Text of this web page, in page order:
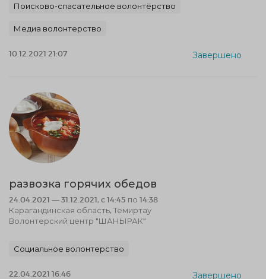
Поисково-спасательное волонтёрство
Медиа волонтерство
10.12.2021 21:07 Завершено
развозка горячих обедов
24.04.2021 — 31.12.2021, c 14:45 по 14:38
Карагандинская область, Темиртау
Волонтерский центр "ШАНЫРАК"
Социальное волонтерство
22.04.2021 16:46 Завершено